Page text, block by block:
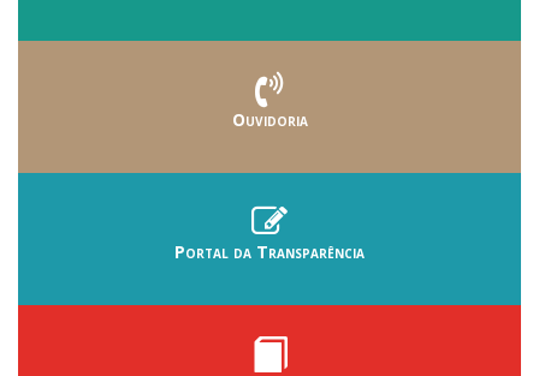
Ouvidoria
Portal da Transparência